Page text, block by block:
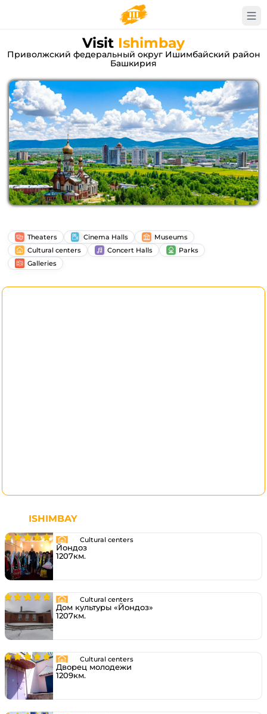
Visit Ishimbay
Приволжский федеральный округ Ишимбайский район
Башкирия
Theaters Cinema Halls
Museums
Cultural centers
Concert Halls
Parks
Galleries
ISHIMBAY
Cultural centers
Йондоз
1207км.
Cultural centers
Дом культуры «Йондоз»
1207км.
Cultural centers
Дворец молодежи
1209км.